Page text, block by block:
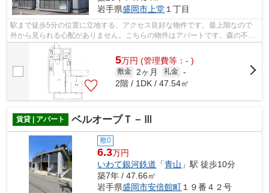
岩手県盛岡市 上堂 １丁目
駅まで徒歩5分の位置に立地する、アクセス良好な物件です。最上階なので
外から見られる心配がありません。こちらの物件はアパートです。森の不動
産が取り扱っているのはいわて銀河鉄道...
5万円 (管理費等：- )
敷金 2ヶ月 礼金 -
2階 / 1DK / 47.54㎡
賃貸 | アパート ベルオーブＴ－Ⅲ
敷0
6.3万円
いわて銀河鉄道 「青山 」駅 徒歩10分
築7年 / 47.66㎡
岩手県盛岡市安倍館町 １９番４２号